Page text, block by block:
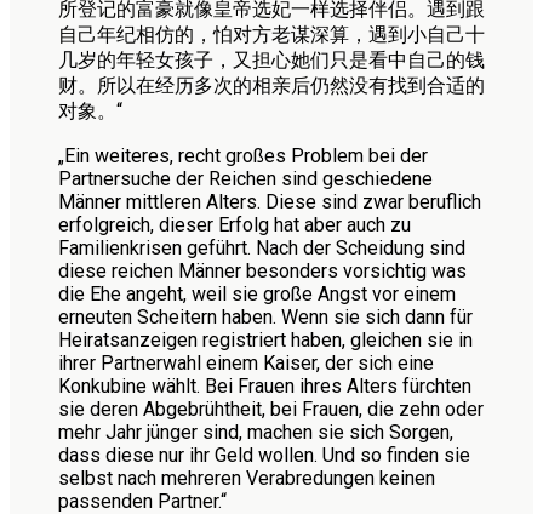
所登记的富豪就像皇帝选妃一样选择伴侣。遇到跟
自己年纪相仿的，怕对方老谋深算，遇到小自己十
几岁的年轻女孩子，又担心她们只是看中自己的钱
财。所以在经历多次的相亲后仍然没有找到合适的
对象。“
„Ein weiteres, recht großes Problem bei der
Partnersuche der Reichen sind geschiedene
Männer mittleren Alters. Diese sind zwar beruflich
erfolgreich, dieser Erfolg hat aber auch zu
Familienkrisen geführt. Nach der Scheidung sind
diese reichen Männer besonders vorsichtig was
die Ehe angeht, weil sie große Angst vor einem
erneuten Scheitern haben. Wenn sie sich dann für
Heiratsanzeigen registriert haben, gleichen sie in
ihrer Partnerwahl einem Kaiser, der sich eine
Konkubine wählt. Bei Frauen ihres Alters fürchten
sie deren Abgebrühtheit, bei Frauen, die zehn oder
mehr Jahr jünger sind, machen sie sich Sorgen,
dass diese nur ihr Geld wollen. Und so finden sie
selbst nach mehreren Verabredungen keinen
passenden Partner.“